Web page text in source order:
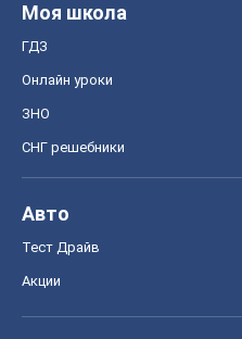
Моя школа
ГДЗ
Онлайн уроки
ЗНО
СНГ решебники
Авто
Тест Драйв
Акции